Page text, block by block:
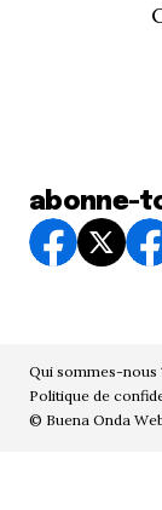
abonne-
Qui sommes-nous
Politique de
© Buena Onda